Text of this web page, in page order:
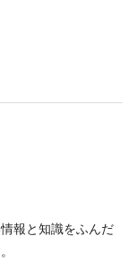
報と知識をふんだ